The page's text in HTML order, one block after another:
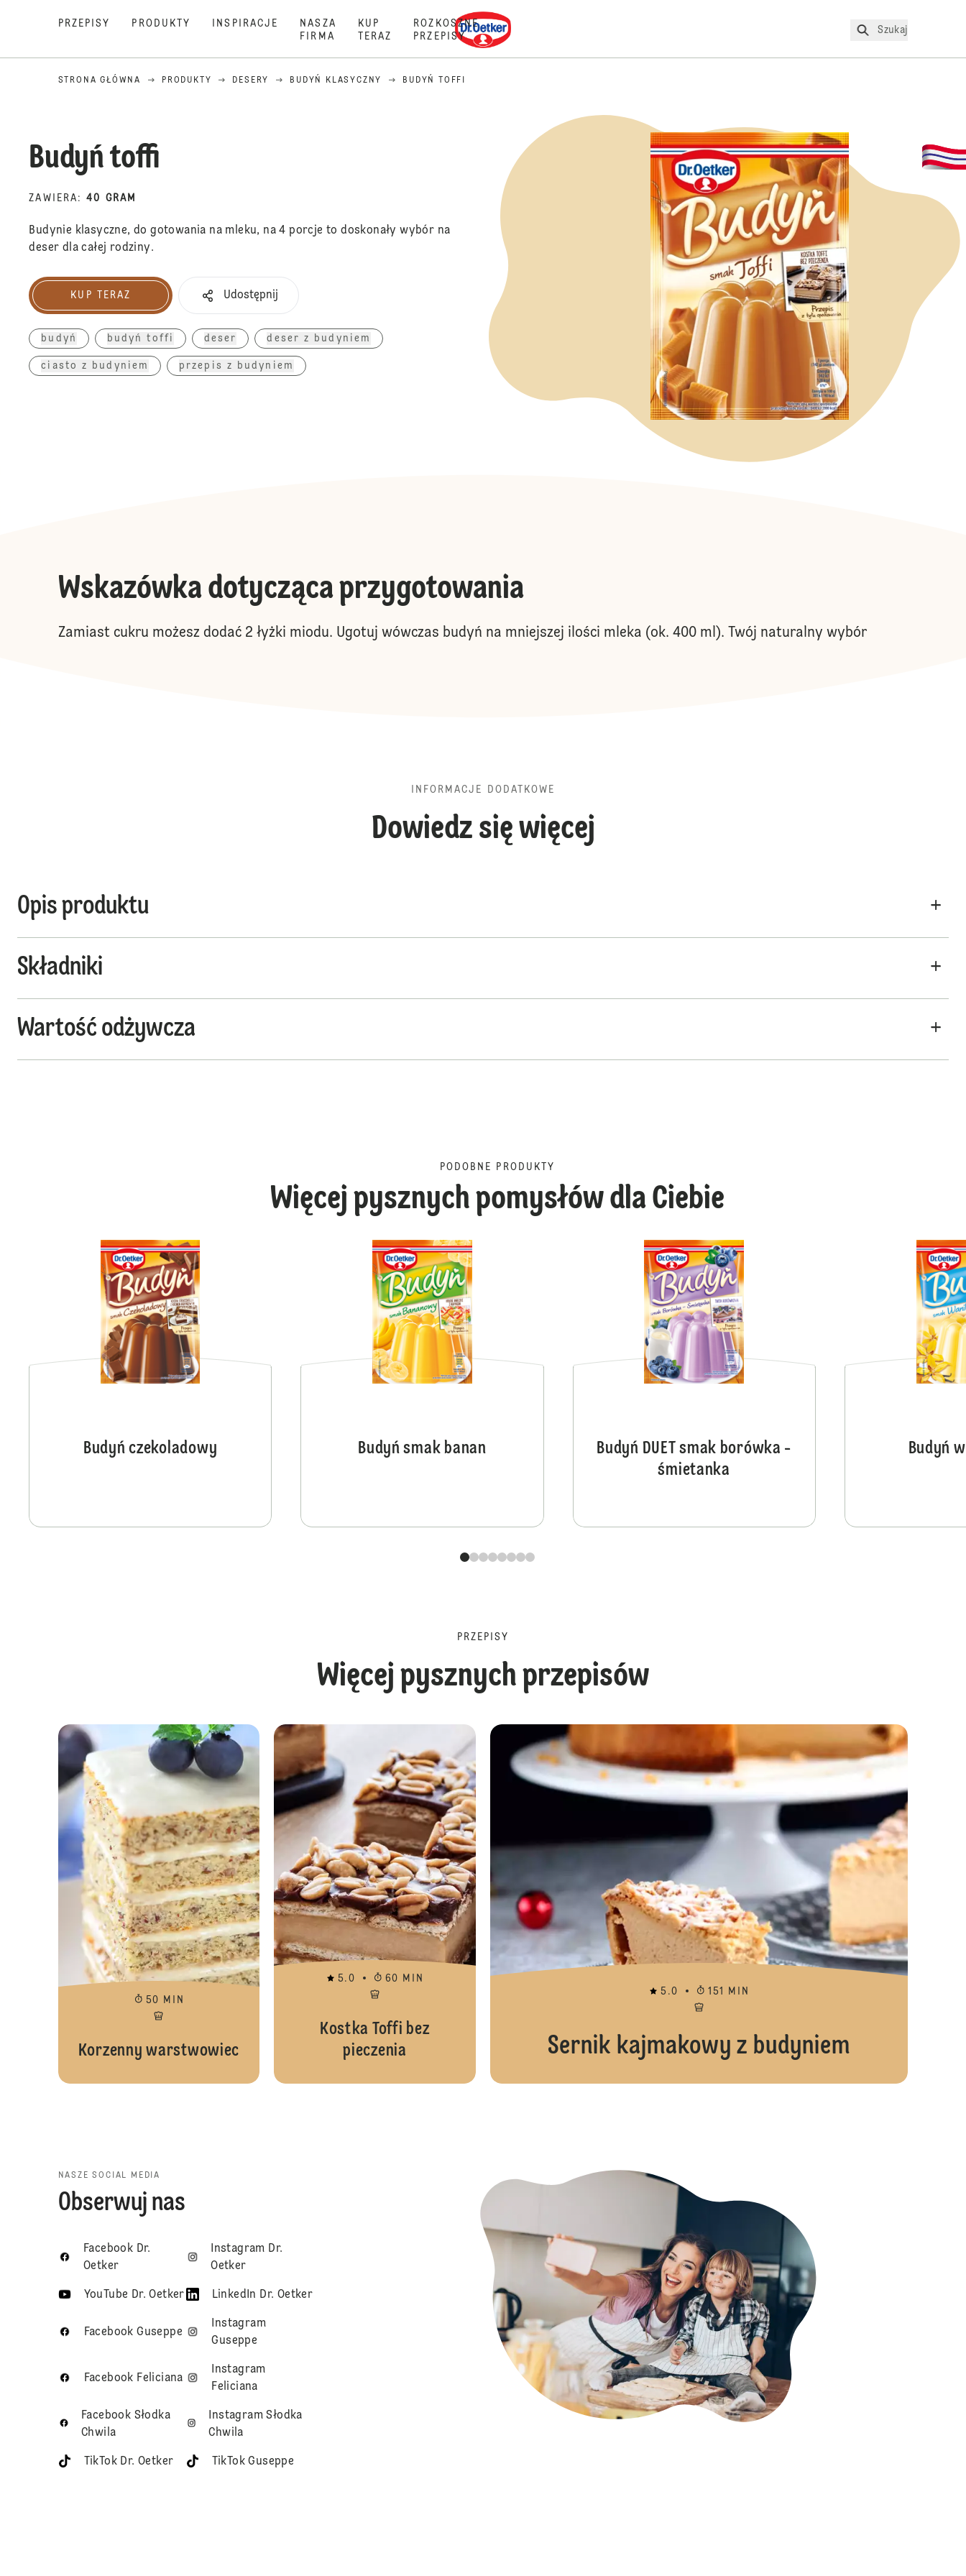
PRZEPISY PRODUKTY INSPIRACJE
NASZA
FIRMA
KUP
TERAZ
ROZKOSZNE
PRZEPISY
Dr. Oetker
Szukaj
STRONA GŁÓWNA PRODUKTY DESERY BUDYŃ KLASYCZNY BUDYŃ TOFFI
Budyń toffi
ZAWIERA : 40 GRAM
Budynie klasyczne, do gotowania na mleku, na 4 porcje to doskonały wybór na
deser dla całej rodziny.
Kup terazKUP TERAZ Udostępnij
budyń budyń toffi deser deser z budyniem
ciasto z budyniem przepis z budyniem
Wskazówka dotycząca przygotowania
Zamiast cukru możesz dodać 2 łyżki miodu. Ugotuj wówczas budyń na mniejszej ilości mleka (ok. 400 ml). Twój naturalny wybór
INFORMACJE DODATKOWE
Dowiedz się więcej
Opis produktu
Składniki
Wartość odżywcza
PODOBNE PRODUKTY
Więcej pysznych pomysłów dla Ciebie
Budyń czekoladowy Budyń smak banan
Budyń DUET smak borówka -
śmietanka
Budyń
PRZEPISY
Więcej pysznych przepisów
Korzenny warstwowiec
50 MIN
Korzenny warstwowiec
5.0 60 MIN
Kostka Toffi bez
pieczenia
5.0 151 MIN
Sernik kajmakowy z budyniem
NASZE SOCIAL MEDIA
Obserwuj nas
Facebook Dr.
Oetker
Instagram Dr.
Oetker
YouTube Dr. Oetker LinkedIn Dr. Oetker
Facebook Guseppe
Instagram
Guseppe
Facebook Feliciana
Instagram
Feliciana
Facebook Słodka
Chwila
Instagram Słodka
Chwila
TikTok Dr. Oetker TikTok Guseppe